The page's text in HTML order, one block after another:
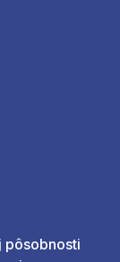
pôsobnosti